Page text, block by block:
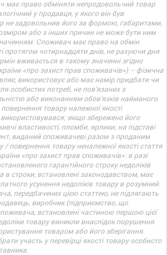
має право обміняти непродовольчий товар
у продавця, у якого він був
не задовольнив його за формою, габаритами,
або з інших причин не може бути ним
Споживач має право на обмін
протягом чотирнадцяти днів, не рахуючи дня
вживається в такому значенні згідно
«про захист прав споживачів») – фізична
використовує або має намір придбати чи
особистих потреб, не пов’язаних з
або виконанням обов’язків найманого
товару належної якості
якщо збережено його
властивості, пломби, ярлики; на підставі
виданий споживачеві разом з проданим
повернення товару неналежної якості стаття
«про захист прав споживачів»: в разі
гарантійного строку недоліків
в строки, встановлені законодавством, має
усунення недоліків товару в розумний
передбачених цією статтею, не підлягають
виробник (підприємство, що
встановлені частиною першою цієї
товару виникли внаслідок порушення
товаром або його зберігання.
участь у перевірці якості товару особисто